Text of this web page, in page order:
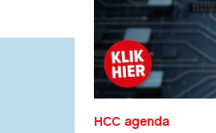
HCC agenda